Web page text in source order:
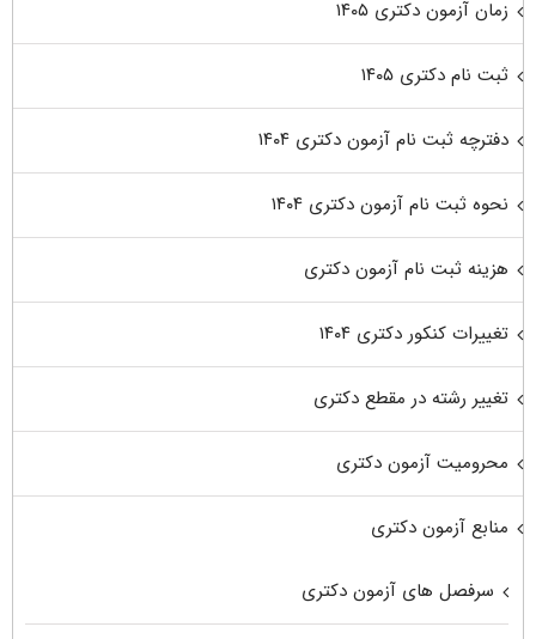
زمان آزمون دکتری ۱۴۰۵
ثبت نام دکتری ۱۴۰۵
دفترچه ثبت نام آزمون دکتری ۱۴۰۴
نحوه ثبت نام آزمون دکتری ۱۴۰۴
هزینه ثبت نام آزمون دکتری
تغییرات کنکور دکتری ۱۴۰۴
تغییر رشته در مقطع دکتری
محرومیت آزمون دکتری
منابع آزمون دکتری
سرفصل های آزمون دکتری